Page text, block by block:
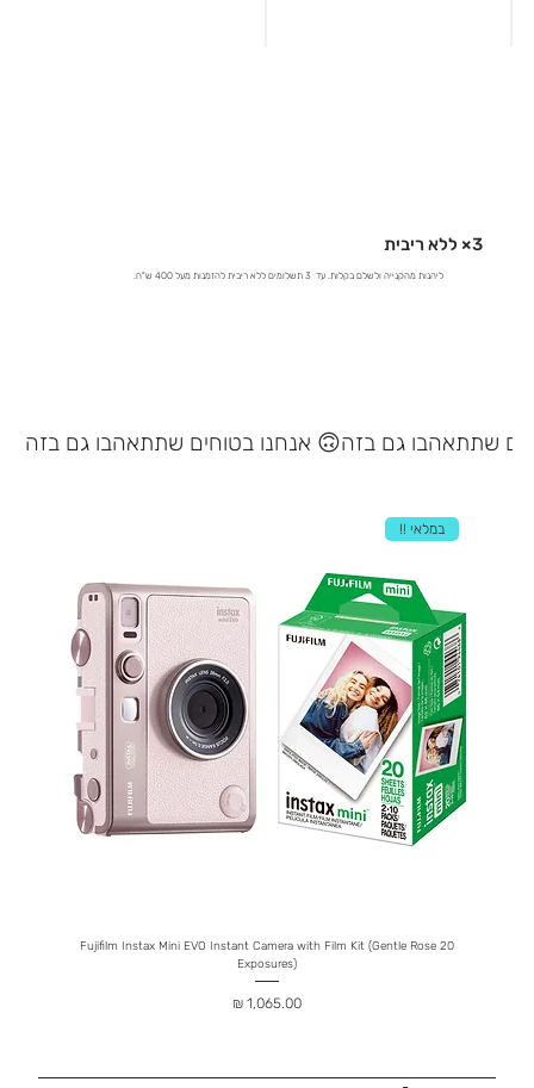
3× ללא ריבית
ליהנות מהקנייה ולשלם בקלות. עד 3 תשלומים ללא ריבית להזמנות מעל 400 ש"ח.
אנחנו בטוחים שתתאהבו גם בזה 🙃
במלאי !!
Fujifilm Instax Mini EVO Instant Camera with Film Kit (Gentle Rose 20
Exposures)
מחיר